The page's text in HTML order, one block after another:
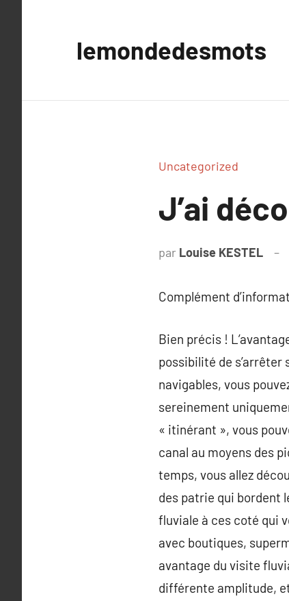
lemondedesmots
Uncategorized
J’ai
par Louise KESTEL
Complément
Bien précis !
possibilité de s’arrêter
navigables, vous
sereinement
« itinérant », vous
canal au moyens des
temps, vous allez
des patrie qui bordent
fluviale à ces coté qui
avec boutiques,
avantage du visite
différente amplitude, et